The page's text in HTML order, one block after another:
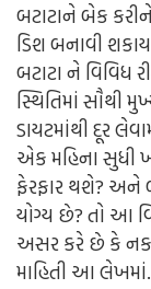
બટાટાને બેક
ડિશ બનાવી
બટાટા ને વિવિધ
સ્થિતિમાં સૌથી
ડાયટમાંથી દૂર
એક મહિના સુધી
ફેરફાર થશે? અને
યોગ્ય છે? તો આ
અસર કરે છે કે
માહિતી આ લેખમાં.